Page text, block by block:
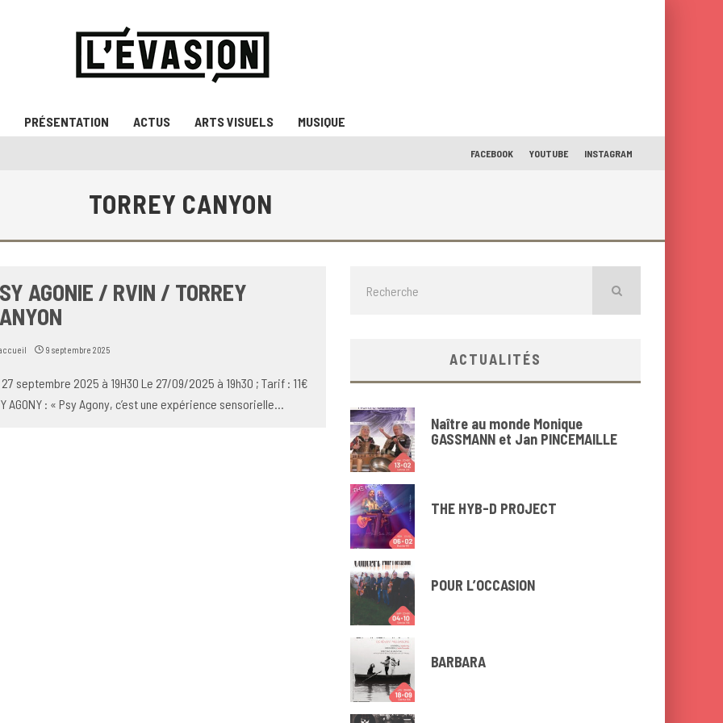
PRÉSENTATION ACTUS ARTS VISUELS MUSIQUE
FACEBOOK YOUTUBE INSTAGRAM
TORREY CANYON
AGONIE / RVIN / TORREY
9 septembre 2025
septembre 2025 à 19H30 Le 27/09/2025 à 19h30 ; Tarif : 11€
AGONY : « Psy Agony, c’est une expérience sensorielle
ACTUALITÉS
Naître au monde Monique
GASSMANN et Jan PINCEMAILLE
THE HYB-D PROJECT
POUR L’OCCASION
BARBARA